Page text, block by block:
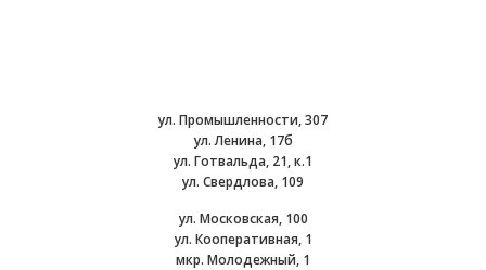
ул. Промышленности, 307
ул. Ленина, 17б
ул. Готвальда, 21, к.1
ул. Свердлова, 109
ул. Московская, 100
ул. Кооперативная, 1
мкр. Молодежный, 1